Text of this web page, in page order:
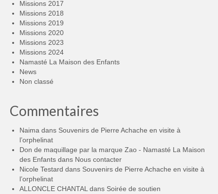
Missions 2017
Missions 2018
Missions 2019
Missions 2020
Missions 2023
Missions 2024
Namasté La Maison des Enfants
News
Non classé
Commentaires
Naima dans Souvenirs de Pierre Achache en visite à
l’orphelinat
Don de maquillage par la marque Zao - Namasté La Maison
des Enfants dans Nous contacter
Nicole Testard dans Souvenirs de Pierre Achache en visite à
l’orphelinat
ALLONCLE CHANTAL dans Soirée de soutien